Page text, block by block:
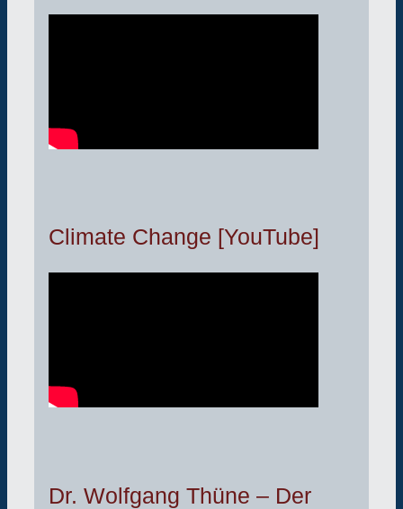
Climate Change [YouTube]
Dr. Wolfgang Thüne – Der